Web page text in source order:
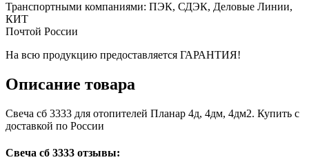
Транспортными компаниями: ПЭК, СДЭК, Деловые Линии,
КИТ
Почтой России
На всю продукцию предоставляется ГАРАНТИЯ!
Описание товара
Свеча сб 3333 для отопителей Планар 4д, 4дм, 4дм2. Купить с
доставкой по России
Свеча сб 3333 отзывы: